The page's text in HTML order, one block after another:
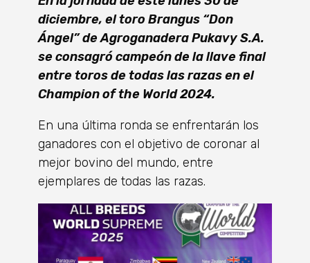
diciembre, el toro Brangus “Don
Ángel” de Agroganadera Pukavy S.A.
se consagró campeón de la llave final
entre toros de todas las razas en el
Champion of the World 2024.
En una última ronda se enfrentarán los
ganadores con el objetivo de coronar al
mejor bovino del mundo, entre
ejemplares de todas las razas.